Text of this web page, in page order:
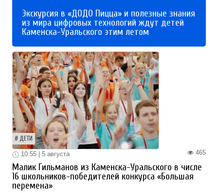
Экскурсия в «ДОДО Пицца» и полезные знания
из мира цифровых технологий ждут детей
Каменска-Уральского этим летом
ДЕТИ
465
10:55 | 5 августа
Малик Гильманов из Каменска-Уральского в числе
16 школьников-победителей конкурса «Большая
перемена»